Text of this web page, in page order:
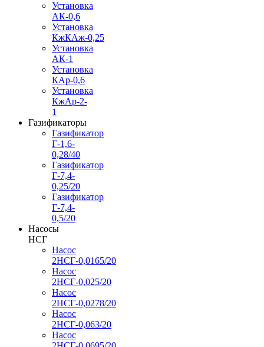
Установка
АК-0,6
Установка
КжКАж-0,25
Установка
АК-1
Установка
КАр-0,6
Установка
КжАр-2-
1
Газификаторы
Газификатор
Г-1,6-
0,28/40
Газификатор
Г-7,4-
0,25/20
Газификатор
Г-7,4-
0,5/20
Насосы
НСГ
Насос
2НСГ-0,0165/20
Насос
2НСГ-0,025/20
Насос
2НСГ-0,0278/20
Насос
2НСГ-0,063/20
Насос